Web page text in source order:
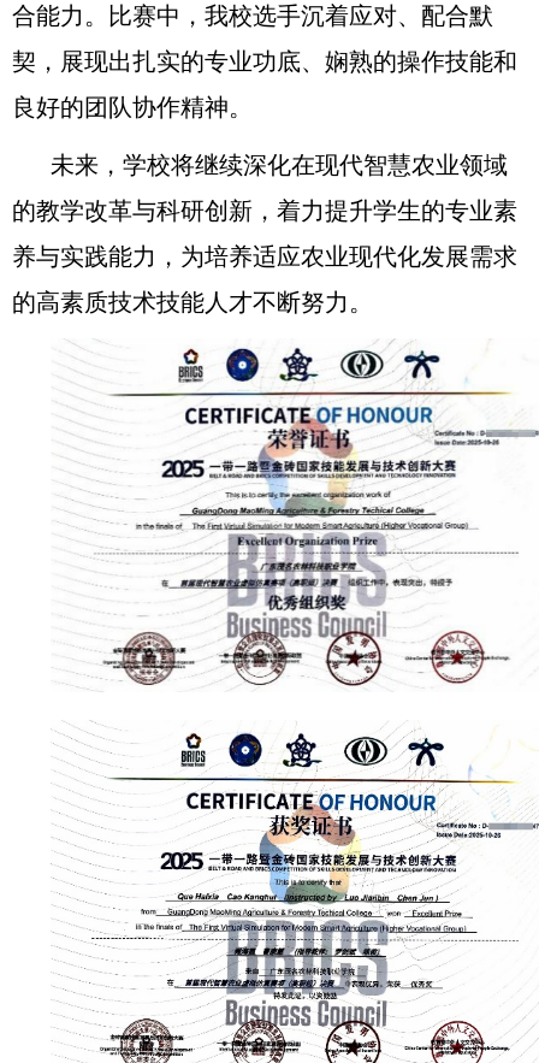
合能力。比赛中，我校选手沉着应对、配合默
契，展现出扎实的专业功底、娴熟的操作技能和
良好的团队协作精神。
未来，学校将继续深化在现代智慧农业领域
的教学改革与科研创新，着力提升学生的专业素
养与实践能力，为培养适应农业现代化发展需求
的高素质技术技能人才不断努力。